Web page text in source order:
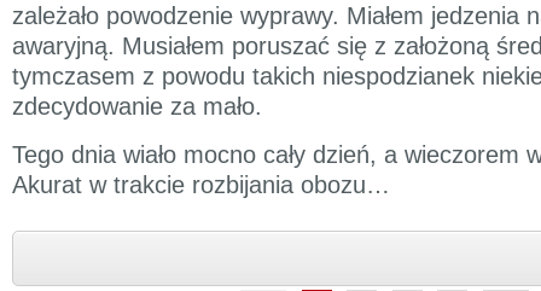
zależało powodzenie wyprawy. Miałem jedzenia
awaryjną. Musiałem poruszać się z założoną
tymczasem z powodu takich niespodzianek
zdecydowanie za mało.
Tego dnia wiało mocno cały dzień, a wieczorem
Akurat w trakcie rozbijania obozu…